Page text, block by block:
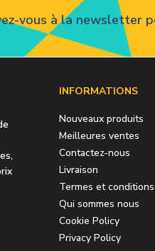
vous à la newsletter
INFORMATIONS
Nouveaux produits
Meilleures ventes
Contactez-nous
Livraison
Termes et
Qui sommes nous
Cookie Policy
Privacy Policy